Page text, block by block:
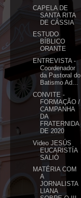
CAPELA DE
SANTA RITA
DE CÁSSIA
ESTUDO
BÍBLICO
ORANTE
ENTREVISTA -
Coordenador
da Pastoral do
Batismo Ad...
CONVITE -
FORMAÇÃO /
CAMPANHA
DA
FRATERNIDA
DE 2020
Video JESÚS
EUCARISTÍA
SALIÓ
MATÉRIA COM
A
JORNALISTA
LIANA